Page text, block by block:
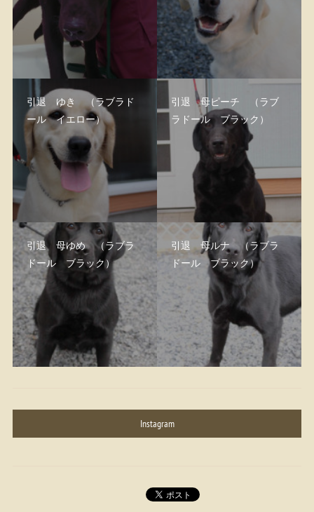
引退 ゆき （ラブラド
ール イエロー）
引退 母ピーチ （ラブ
ラドール ブラック）
引退 母ゆめ （ラブラ
ドール ブラック）
引退 母ルナ （ラブラ
ドール ブラック）
Instagram